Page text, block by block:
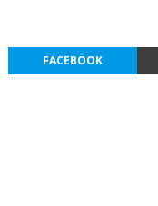
FACEBOOK